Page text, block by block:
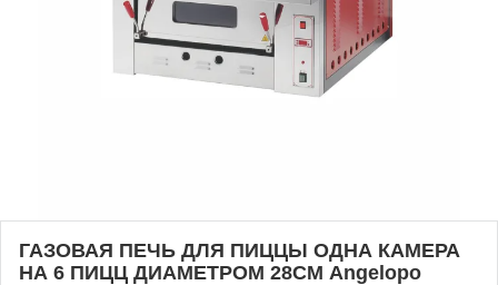
ГАЗОВАЯ ПЕЧЬ ДЛЯ ПИЦЦЫ ОДНА КАМЕРА
НА 6 ПИЦЦ ДИАМЕТРОМ 28СМ Angelopo